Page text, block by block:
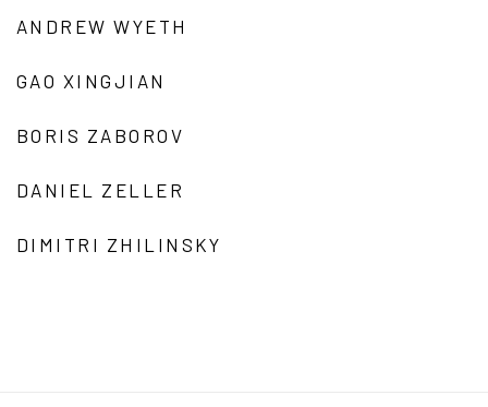
ANDREW WYETH
GAO XINGJIAN
BORIS ZABOROV
DANIEL ZELLER
DIMITRI ZHILINSKY